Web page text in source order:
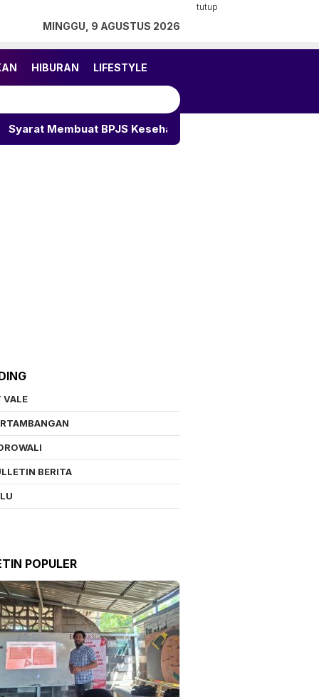
tutup
MINGGU, 9 AGUSTUS 2026
HIBURAN LIFESTYLE
BPJS Kesehatan: Lengkap dengan Cara Daftar dan
VALE
BERITA
POPULER